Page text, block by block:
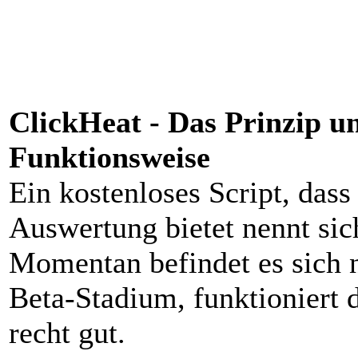
ClickHeat - Das Prinzip
Funktionsweise
Ein kostenloses Script,
Auswertung bietet nennt
Momentan befindet es sich
Beta-Stadium, funktioniert
recht gut.